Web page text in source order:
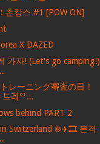
촌캉스 #1 [POW ON]
X DAZED
가자! (Let's go camping!)
レーニング審査の日！
트레ᄋ...
behind PART 2
in Switzerland ❄️✈️🎞️ 본격